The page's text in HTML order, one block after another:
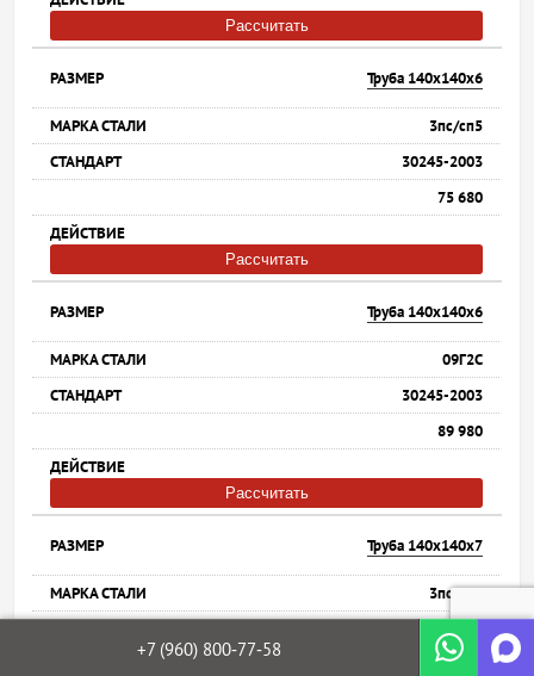
+7 (960) 800‐77‐58
Рассчитать
Труба 140х140х6
3пс/сп5
30245-2003
75 680
Рассчитать
Труба 140х140х6
09Г2С
30245-2003
89 980
Рассчитать
Труба 140х140х7
3пс/сп5
30245-2003
77 880